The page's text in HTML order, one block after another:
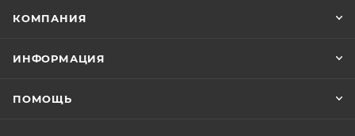
КОМПАНИЯ
ИНФОРМАЦИЯ
ПОМОЩЬ